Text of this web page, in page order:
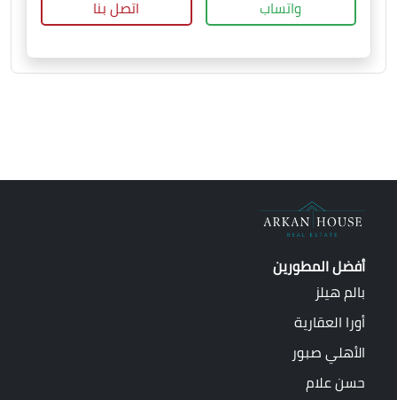
واتساب اتصل بنا
أفضل المطورين
بالم هيلز
أورا العقارية
الأهلي صبور
حسن علام